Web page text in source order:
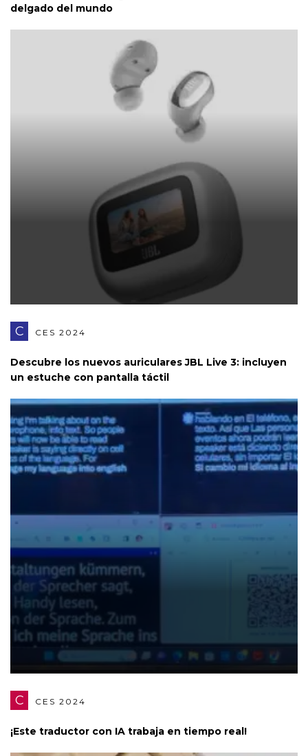
delgado del mundo
C CES 2024
Descubre los nuevos auriculares JBL Live 3: incluyen
un estuche con pantalla táctil
C CES 2024
¡Este traductor con IA trabaja en tiempo real!